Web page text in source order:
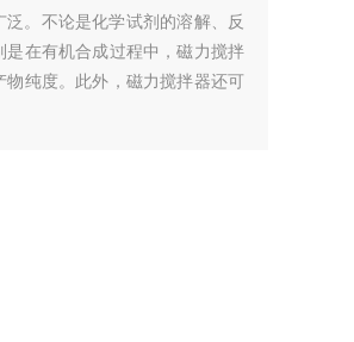
。不论是化学试剂的溶解、反
在有机合成过程中，磁力搅拌
纯度。此外，磁力搅拌器还可